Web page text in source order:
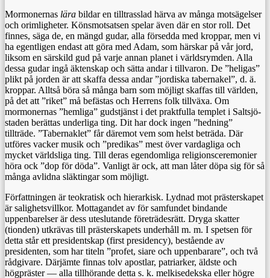
Mormonernas lära bildar en tilltrasslad härva av många motsägelser
och orimligheter. Könsmotsatsen spelar även där en stor roll. Det
finnes, säga de, en mängd gudar, alla försedda med kroppar, men vi
ha egentligen endast att göra med Adam, som härskar på vår jord,
liksom en särskild gud på varje annan planet i världsrymden. Alla
dessa gudar ingå äktenskap och sätta andar i tillvaron. De ”heligas”
plikt på jorden är att skaffa dessa andar ”jordiska tabernakel”, d. ä.
kroppar. Alltså böra så många barn som möjligt skaffas till världen,
på det att ”riket” må befästas och Herrens folk tillväxa. Om
mormonernas ”hemliga” gudstjänst i det praktfulla templet i Saltsjö-
staden berättas underliga ting. Dit har dock ingen ”hedning”
tillträde. ”Tabernaklet” får däremot vem som helst beträda. Där
utföres vacker musik och ”predikas” mest över vardagliga och
mycket världsliga ting. Till deras egendomliga religionsceremonier
höra ock ”dop för döda”. Vanligt är ock, att man låter döpa sig för så
många avlidna släktingar som möjligt.
Författningen är teokratisk och hierarkisk. Lydnad mot prästerskapet
är salighetsvillkor. Mottagandet av för samfundet bindande
uppenbarelser är dess uteslutande företrädesrätt. Dryga skatter
(tionden) utkrävas till prästerskapets underhåll m. m. I spetsen för
detta står ett presidentskap (first presidency), bestående av
presidenten, som har titeln ”profet, siare och uppenbarare”, och två
rådgivare. Därjämte finnas tolv apostlar, patriarker, äldste och
högpräster — alla tillhörande detta s. k. melkisedekska eller högre